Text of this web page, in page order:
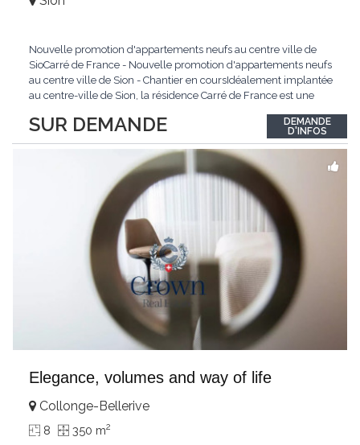
SUR DEMANDE
Nouvelle promotion d'appartements neufs au centre ville de
SioCarré de France - Nouvelle promotion d'appartements neufs
au centre ville de Sion - Chantier en coursIdéalement implantée
au centre-ville de Sion, la résidence Carré de France est une
contemporaine, qualité de vie et emplacement privilégié.Ce
projet d'envergure comprend 38...
DEMANDE
D'INFOS
Elegance, volumes and way of life
Collonge-Bellerive
8 350 m2